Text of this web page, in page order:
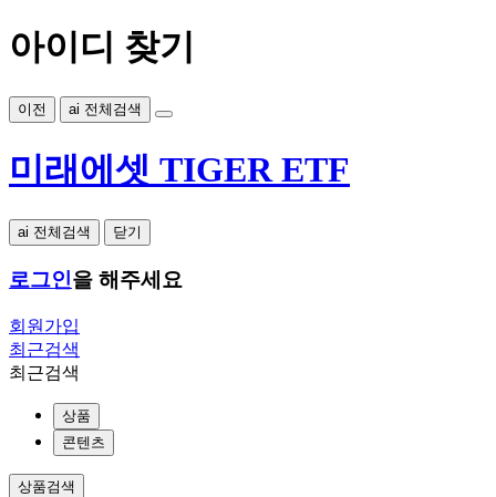
아이디 찾기
이전 ai 전체검색
미래에셋 TIGER ETF
ai 전체검색 닫기
로그인을 해주세요
회원가입
최근검색
최근검색
상품
콘텐츠
상품검색